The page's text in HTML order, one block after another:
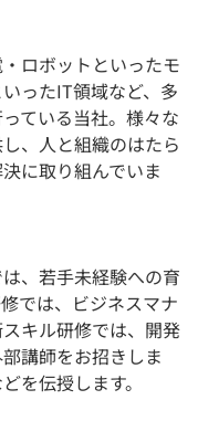
ロボットといったモ
ったIT領域など、多
ている当社。様々な
、人と組織のはたら
に取り組んでいま
、若手未経験への育
では、ビジネスマナ
キル研修では、開発
講師をお招きしま
を伝授します。